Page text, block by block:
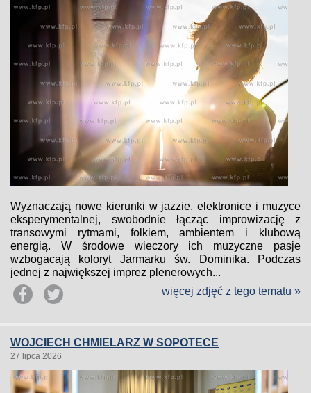
Wyznaczają nowe kierunki w jazzie, elektronice i muzyce
eksperymentalnej, swobodnie łącząc improwizację z
transowymi rytmami, folkiem, ambientem i klubową
energią. W środowe wieczory ich muzyczne pasje
wzbogacają koloryt Jarmarku św. Dominika. Podczas
jednej z największej imprez plenerowych...
więcej zdjęć z tego tematu »
WOJCIECH CHMIELARZ W SOPOTECE
27 lipca 2026